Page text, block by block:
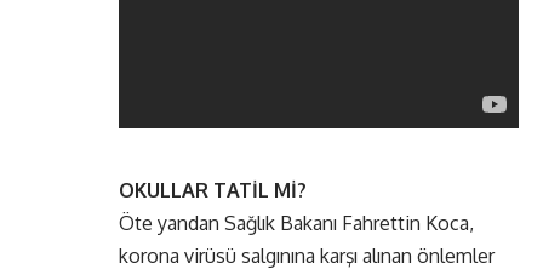
OKULLAR TATİL Mİ?
Öte yandan Sağlık Bakanı Fahrettin Koca,
korona virüsü salgınına karşı alınan önlemler